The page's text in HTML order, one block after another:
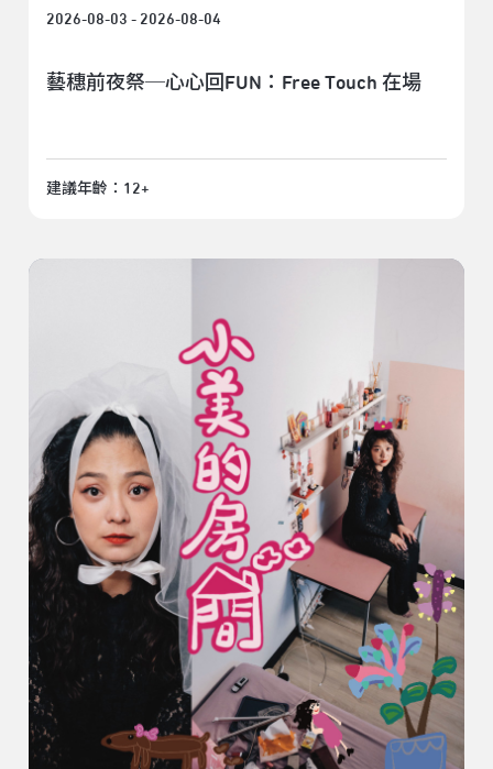
2026-08-03 - 2026-08-04
藝穗前夜祭─心心回FUN：Free Touch 在場
建議年齡：12+